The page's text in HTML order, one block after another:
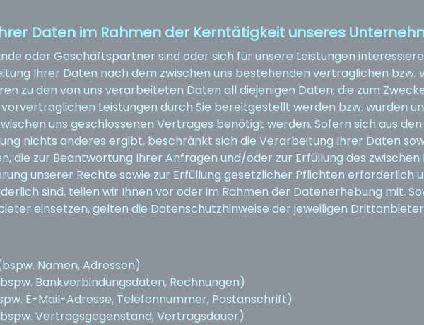
Daten im Rahmen der Kerntätigkeit unseres
oder Geschäftspartner sind oder sich für unsere Leistungen
Ihrer Daten nach dem zwischen uns bestehenden vertraglichen bzw.
zu den von uns verarbeiteten Daten all diejenigen Daten, die zum
Leistungen durch Sie bereitgestellt werden bzw. wurden
uns geschlossenen Vertrages benötigt werden. Sofern sich aus
nichts anderes ergibt, beschränkt sich die Verarbeitung Ihrer Daten
die zur Beantwortung Ihrer Anfragen und/oder zur Erfüllung des zwischen
unserer Rechte sowie zur Erfüllung gesetzlicher Pflichten erforderlich
sind, teilen wir Ihnen vor oder im Rahmen der Datenerhebung mit.
einsetzen, gelten die Datenschutzhinweise der jeweiligen
Namen, Adressen)
Bankverbindungsdaten, Rechnungen)
E-Mail-Adresse, Telefonnummer, Postanschrift)
Vertragsgegenstand, Vertragsdauer)